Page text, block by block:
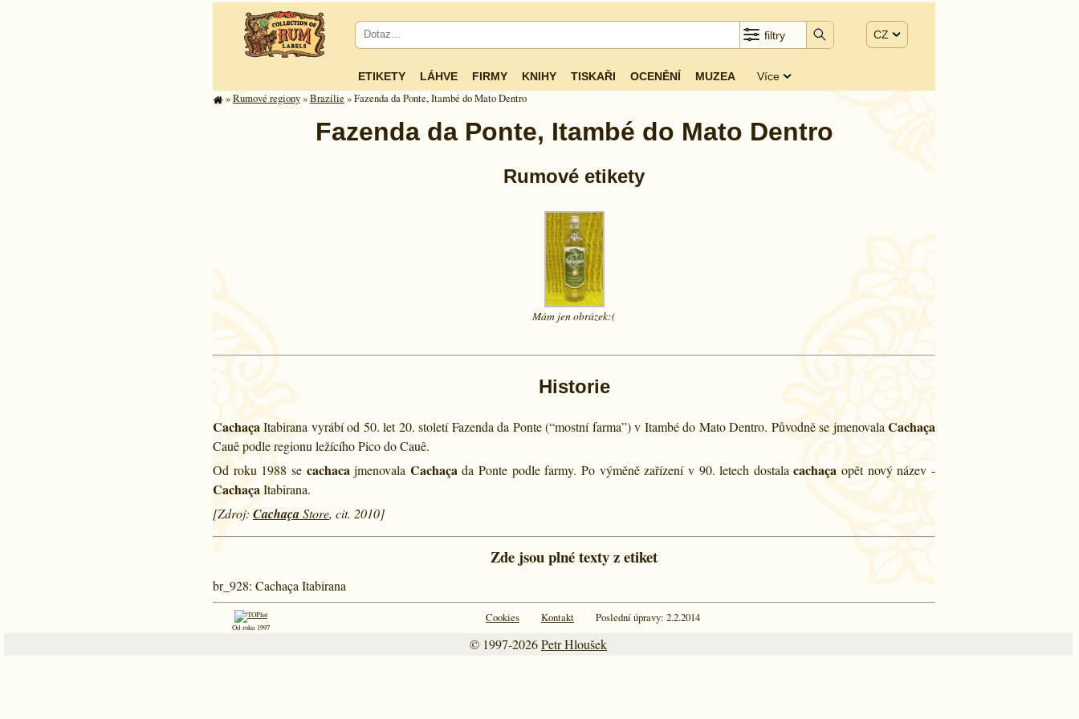
filtry CZ
ETIKETY LÁHVE FIRMY KNIHY TISKAŘI OCENĚNÍ MUZEA Více
»Rumové regiony»Brazílie » Fazenda da Ponte, Itambé do Mato Dentro
Fazenda da Ponte, Itambé do Mato Dentro
Rumové etikety
Mám jenobrázek:(
Historie
CachaçaItabirana vyrábí od 50. let 20. století Fazenda da Ponte (“mostní farma”) v Itambé do Mato Dentro. Původně se jmenovala Cachaça
Cauê podle regionu ležícího Pico do Cauê.
Od roku 1988 se cachaca jmenovala Cachaça da Ponte podle farmy. Po výměně zařízení v 90. letech dostalacachaça opět nový název -
CachaçaItabirana.
[Zdroj: CachaçaStore, cit. 2010]
Zde jsou plné texty z etiket
br_928: Cachaça Itabirana
Od roku 1997
Cookies Kontakt Poslední úpravy: 2.2.2014
© 1997-2026Petr Hloušek